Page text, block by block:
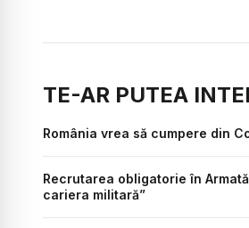
TE-AR PUTEA
România vrea să cumpere din
Recrutarea obligatorie în
cariera militară”